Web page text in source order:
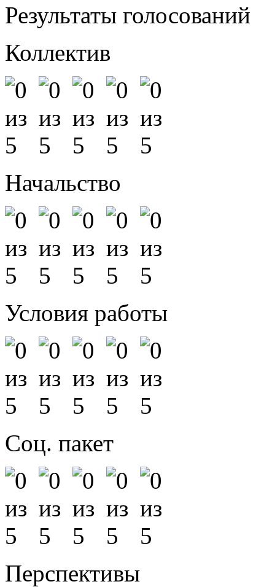
Результаты голосований
Коллектив
Начальство
Условия работы
Соц. пакет
Перспективы